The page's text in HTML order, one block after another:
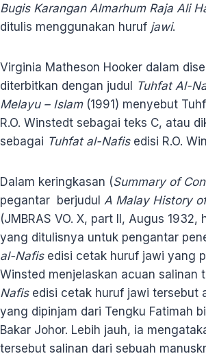
Bugis Karangan Almarhum Raja Ali
ditulis menggunakan huruf jawi.
Virginia Matheson Hooker dalam
diterbitkan dengan judul Tuhfat Al-
Melayu – Islam (1991) menyebut
R.O. Winstedt sebagai teks C, atau
sebagai Tuhfat al-Nafisedisi R.O.
Dalam keringkasan (Summary of
pegantar berjudul A Malay History
(JMBRAS VO. X, part II, Augus 1932,
yang ditulisnya untuk pengantar
al-Nafisedisi cetak huruf jawi yang
Winsted menjelaskan acuan salinan
Nafisedisi cetak huruf jawi tersebut
yang dipinjam dari Tengku Fatimah
Bakar Johor. Lebih jauh, ia
tersebut salinan dari sebuah